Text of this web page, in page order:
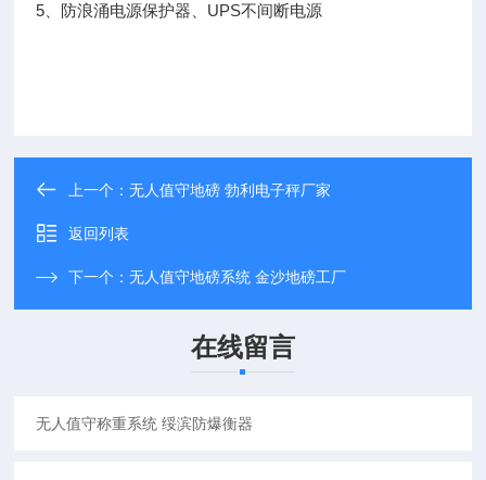
5、防浪涌电源保护器、UPS不间断电源
上一个：无人值守地磅 勃利电子秤厂家
返回列表
下一个：无人值守地磅系统 金沙地磅工厂
在线留言